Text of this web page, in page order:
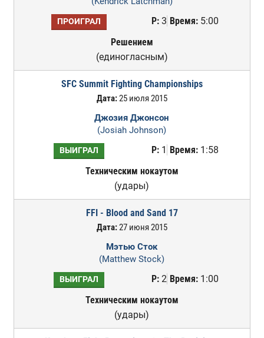
ПРОИГРАЛ Р:3 Время:5:00
Решением
(единогласным)
SFC Summit Fighting Championships
Дата:25 июля 2015
Джозия Джонсон
(Josiah Johnson)
ВЫИГРАЛ Р:1 Время:1:58
Техническим нокаутом
(удары)
FFI - Blood and Sand 17
Дата:27 июня 2015
Мэтью Сток
(Matthew Stock)
ВЫИГРАЛ Р:2 Время:1:00
Техническим нокаутом
(удары)